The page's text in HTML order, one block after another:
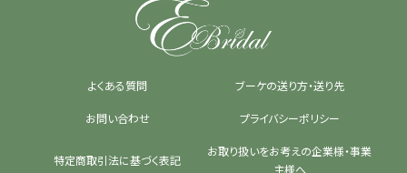
よくある質問 ブーケの送り方・送り先
お問い合わせ プライバシーポリシー
特定商取引法に基づく表記
お取り扱いをお考えの企業様・事業
主様へ